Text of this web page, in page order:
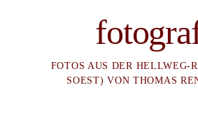
FOTOS AUS DER HELLWEG-
SOEST) VON THOMAS